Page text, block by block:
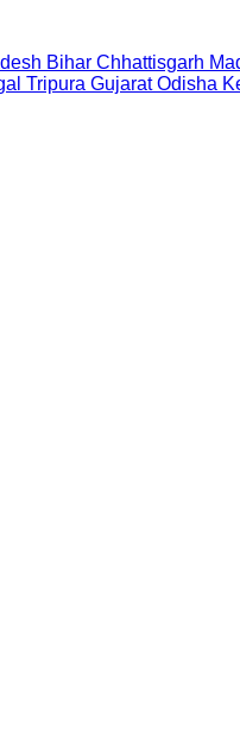
Bihar Chhattisgarh
Tripura Gujarat Odisha